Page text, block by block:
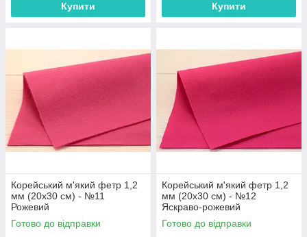
Купити Купити
Корейський м'який фетр 1,2
мм (20х30 см) - №11
Рожевий
Готово до відправки
Корейський м'який фетр 1,2
мм (20х30 см) - №12
Яскраво-рожевий
Готово до відправки